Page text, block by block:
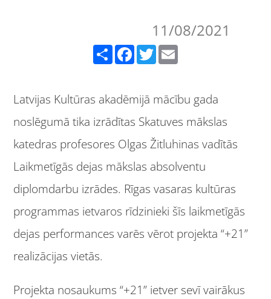
11/08/2021
Facebook Twitter
Latvijas Kultūras akadēmijā mācību gada
noslēgumā tika izrādītas Skatuves mākslas
katedras profesores Olgas Žitluhinas vadītās
Laikmetīgās dejas mākslas absolventu
diplomdarbu izrādes. Rīgas vasaras kultūras
programmas ietvaros rīdzinieki šīs laikmetīgās
dejas performances varēs vērot projekta “+21”
realizācijas vietās.
Projekta nosaukums “+21” ietver sevī vairākus